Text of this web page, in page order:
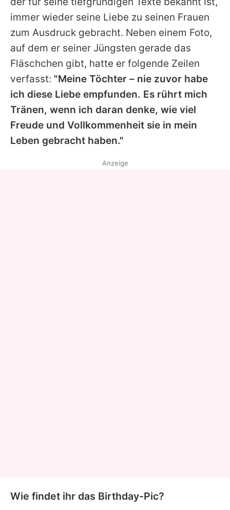
immer wieder seine Liebe zu seinen Frauen
zum Ausdruck gebracht. Neben einem Foto,
auf dem er seiner Jüngsten gerade das
Fläschchen gibt, hatte er folgende Zeilen
verfasst: "Meine Töchter – nie zuvor habe
ich diese Liebe empfunden. Es rührt mich
Tränen, wenn ich daran denke, wie viel
Freude und Vollkommenheit sie in mein
Leben gebracht haben."
Anzeige
Wie findet ihr das Birthday-Pic?